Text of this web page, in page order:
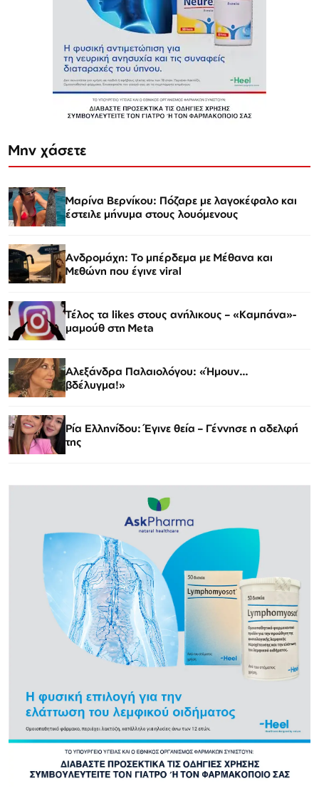
Μην χάσετε
Μαρίνα Βερνίκου: Πόζαρε με λαγοκέφαλο και
έστειλε μήνυμα στους λουόμενους
Ανδρομάχη: Το μπέρδεμα με Μέθανα και
Μεθώνη που έγινε viral
Τέλος τα likes στους ανήλικους – «Καμπάνα»-
μαμούθ στη Meta
Αλεξάνδρα Παλαιολόγου: «Ήμουν…
βδέλυγμα!»
Ρία Ελληνίδου: Έγινε θεία – Γέννησε η αδελφή
της